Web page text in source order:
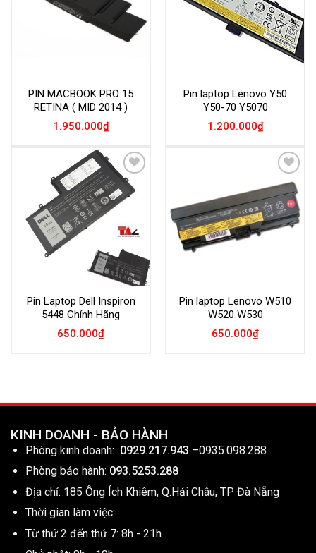
PIN MACBOOK PRO 15
RETINA ( MID 2014 )
1.950.000₫
Pin laptop Lenovo Y50
Y50-70 Y5070
1.200.000₫
Add to
Wishlist
Pin Laptop Dell Inspiron
5448 Chính Hãng
650.000₫
Add to
Wishlist
Pin laptop Lenovo W510
W520 W530
650.000₫
KINH DOANH - BẢO HÀNH
Phòng kinh doanh: 0929.217.943 –0935.098.288
Phòng bảo hành: 093.5253.288
Địa chỉ: 185 Ông Ích Khiêm, Q.Hải Châu, TP Đà Nẵng
Thời gian làm việc:
Từ thứ 2 đến thứ 7: 8h - 21h